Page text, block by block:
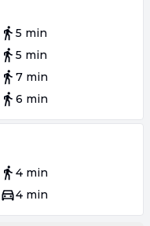
5 min
5 min
7 min
6 min
4 min
4 min